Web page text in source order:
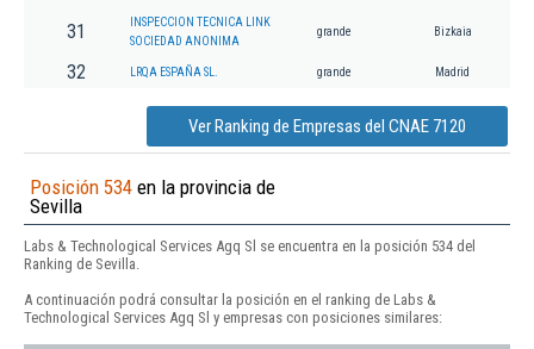
31
INSPECCION TECNICA LINK
SOCIEDAD ANONIMA
grande Bizkaia
32 LRQA ESPAÑA SL. grande Madrid
Ver Ranking de Empresas del CNAE 7120
Posición 534 en la provincia de
Sevilla
Labs & Technological Services Agq Sl se encuentra en la posición 534 del
Ranking de Sevilla.
A continuación podrá consultar la posición en el ranking de Labs &
Technological Services Agq Sl y empresas con posiciones similares: